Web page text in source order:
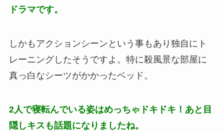
ドラマです。
しかもアクションシーンという事もあり独自にト
レーニングしたそうですよ。特に殺風景な部屋に
真っ白なシーツがかかったベッド。
2人で寝転んでいる姿はめっちゃドキドキ！あと目
隠しキスも話題になりましたね。